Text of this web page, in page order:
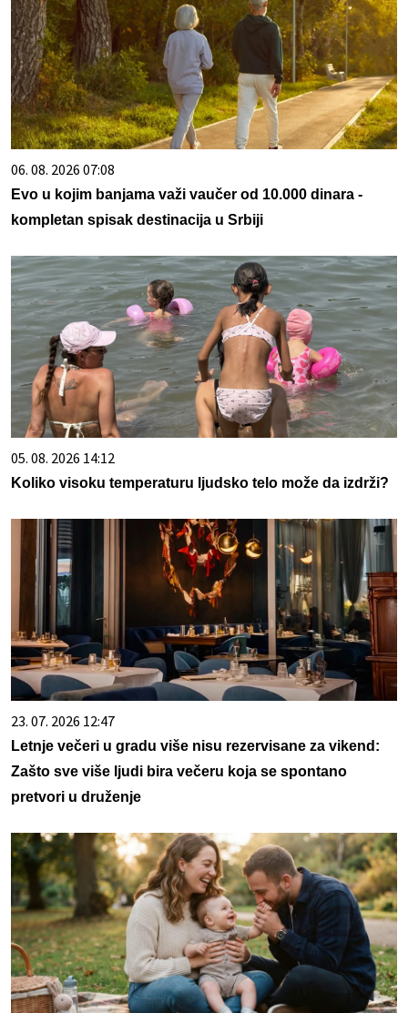
06. 08. 2026 07:08
Evo u kojim banjama važi vaučer od 10.000 dinara -
kompletan spisak destinacija u Srbiji
05. 08. 2026 14:12
Koliko visoku temperaturu ljudsko telo može da izdrži?
23. 07. 2026 12:47
Letnje večeri u gradu više nisu rezervisane za vikend:
Zašto sve više ljudi bira večeru koja se spontano
pretvori u druženje